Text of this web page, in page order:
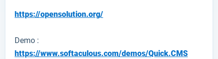
https://opensolution.org/
Demo :
https://www.softaculous.com/demos/Quick.CMS